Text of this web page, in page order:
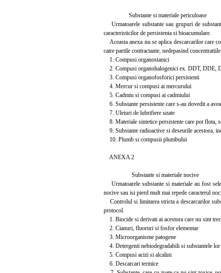
Substante si materiale periculoase
Urmatoarele substante sau grupuri de
caracteristicilor de persistenta si bioacumulare.
Aceasta anexa nu se aplica descarcarilor care
catre partile contractante, nedepasind
1. Compusi organostanici
2. Compusi organohalogenici ex. DDT, DDE,
3. Compusi organofosforici persistenti
4. Mercur si compusi ai mercurului
5. Cadmiu si compusi ai cadmiului
6. Substante persistente care s-au dovedit a
7. Uleiuri de lubrifiere uzate
8. Materiale sintetice persistente care pot flota,
9. Substante radioactive si deseurile acestora,
10. Plumb si compusii plumbului
ANEXA 2
Substante si materiale nocive
Urmatoarele substante si materiale au fost
nocive sau isi pierd mult mai repede caracterul
Controlul si limitarea stricta a descarcarilor
protocol.
1. Biocide si derivati ai acestora care nu sint
2. Cianuri, fluoruri si fosfor elementar
3. Microorganisme patogene
4. Detergenti nebiodegradabili si substantele lor
5. Compusi acizi si alcalini
6. Descarcari termice